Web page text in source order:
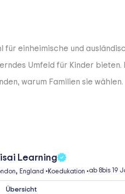
für einheimische und
Umfeld für Kinder
warum Familien sie wählen.
Learning
, England • Koedukation •ab 8bis 19
Übersicht